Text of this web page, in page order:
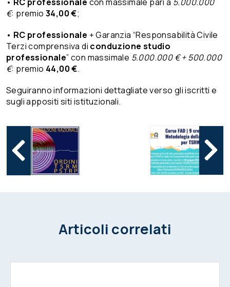
€: premio34,00 €;
• RC professionale + Garanzia “Responsabilità Civile
Terzi comprensiva di conduzione studio
professionale” con massimale 5.000.000 € + 500.000
€: premio 44,00 €.
Seguiranno informazioni dettagliate verso gli iscritti e
sugli appositi siti istituzionali.
Articoli correlati